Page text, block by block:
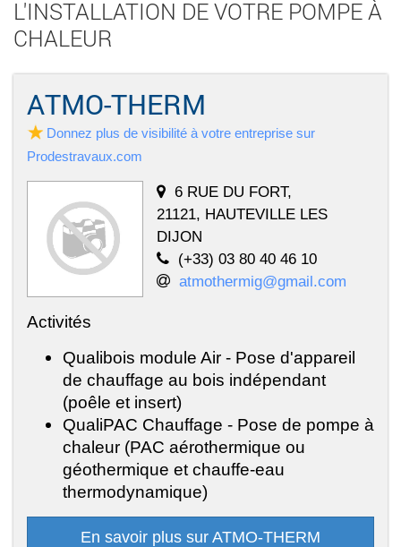
L'INSTALLATION DE VOTRE POMPE À
CHALEUR
ATMO-THERM
Donnez plus de visibilité à votre entreprise sur
Prodestravaux.com
6 RUE DU FORT,
21121, HAUTEVILLE LES
DIJON
(+33) 03 80 40 46 10
atmothermig@gmail.com
Activités
Qualibois module Air - Pose d'appareil
de chauffage au bois indépendant
(poêle et insert)
QualiPAC Chauffage - Pose de pompe à
chaleur (PAC aérothermique ou
géothermique et chauffe-eau
thermodynamique)
En savoir plus sur ATMO-THERM